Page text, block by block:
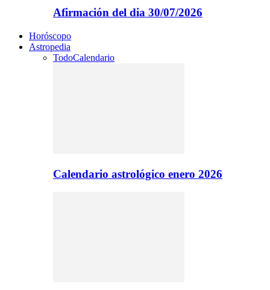
Afirmación del dia 30/07/2026
Horóscopo
Astropedia
TodoCalendario
Calendario astrológico enero 2026